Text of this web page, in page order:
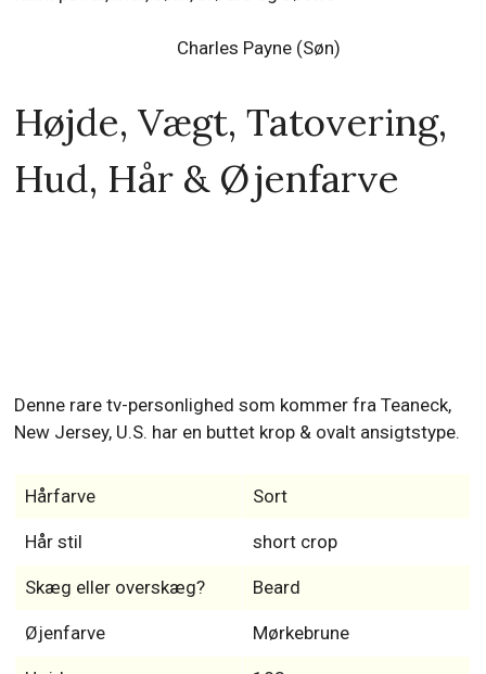
Charles Payne (Søn)
Højde, Vægt, Tatovering,
Hud, Hår & Øjenfarve
Denne rare tv-personlighed som kommer fra Teaneck,
New Jersey, U.S. har en buttet krop & ovalt ansigtstype.
Hårfarve Sort
Hår stil short crop
Skæg eller overskæg? Beard
Øjenfarve Mørkebrune